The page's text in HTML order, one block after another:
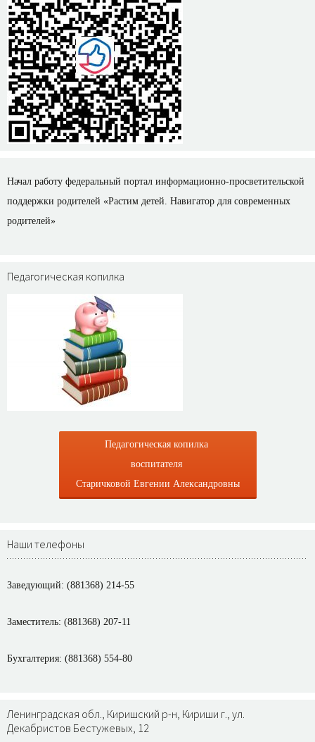
Начал работу федеральный портал информационно-просветительской
поддержки родителей «Растим детей. Навигатор для современных
родителей»
Педагогическая копилка
Педагогическая копилка
воспитателя
Старичковой Евгении Александровны
Наши телефоны
Заведующий: (881368) 214-55
Заместитель: (881368) 207-11
Бухгалтерия: (881368) 554-80
Ленинградская обл., Киришский р-н, Кириши г., ул.
Декабристов Бестужевых, 12